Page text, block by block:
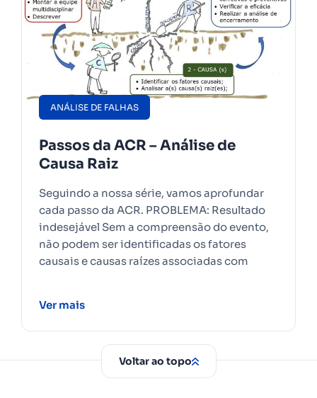
ANÁLISE DE FALHAS
Passos da ACR – Análise de
Causa Raiz
Seguindo a nossa série, vamos aprofundar
cada passo da ACR. PROBLEMA: Resultado
indesejável Sem a compreensão do evento,
não podem ser identificadas os fatores
causais e causas raízes associadas com
Ver mais
Voltar ao topo